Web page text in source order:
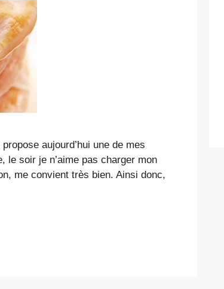
aujourd’hui une de mes
le soir je n’aime pas charger mon
me convient très bien. Ainsi donc,